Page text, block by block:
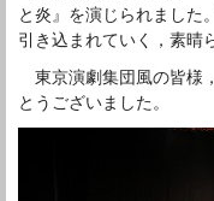
と炎』を演じられました
引き込まれていく，素晴
東京演劇集団風の皆様
とうございました。